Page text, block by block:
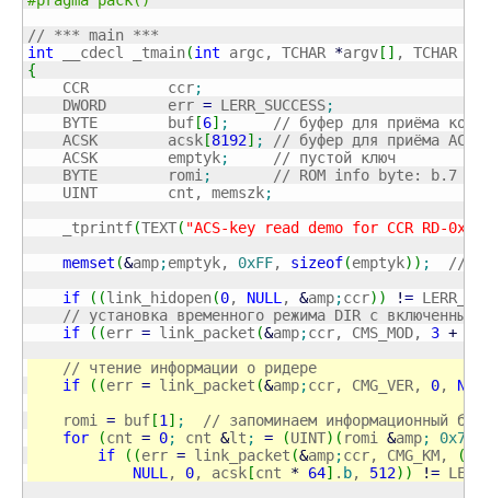
// *** main ***
int __cdecl _tmain(int argc, TCHAR *argv [ ] , TCHAR
{
    CCR         ccr
;
    DWORD       err
= LERR_SUCCESS;
    BYTE        buf
[6] ;
// буфер для приёма
    ACSK        acsk
[8192] ;
// буфер для приёма ACS-
    ACSK        emptyk
;
// пустой ключ
    BYTE        romi
;
// ROM info byte: b.7 –
    UINT        cnt, memszk
;
    _tprintf
(TEXT( "ACS-key read demo for CCR RD-
memset (&amp;emptyk, 0xFF, sizeof(emptyk) ) ;
//
if
( (link_hidopen(0, NULL , &amp;ccr) ) !=
// установка временного режима DIR с включенным
if
( (err = link_packet (&amp;ccr, CMS_MOD, 3 +
// чтение информации о ридере
if
( (err = link_packet (&amp;ccr, CMG_VER, 0, NULL
    romi
= buf [1 ] ;
// запоминаем информационный байт
for
(cnt = 0; cnt &lt ; = (UINT) ( romi &amp; 0x7F
if
( (err = link_packet (&amp;ccr, CMG_KM, (
NULL , 0, acsk [cnt * 64] . b, 512) ) !=